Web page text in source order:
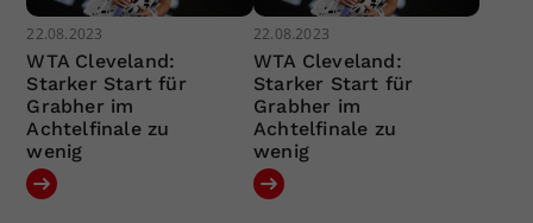
22.08.2023
WTA Cleveland:
Starker Start für
Grabher im
Achtelfinale zu
wenig
22.08.2023
WTA Cleveland:
Starker Start für
Grabher im
Achtelfinale zu
wenig